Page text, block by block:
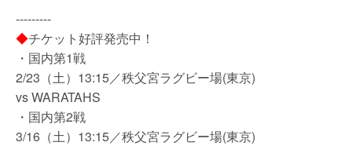
---------
◆チケット好評発売中！
・国内第1戦
2/23（土）13:15／秩父宮ラグビー場(東京)
vs WARATAHS
・国内第2戦
3/16（土）13:15／秩父宮ラグビー場(東京)